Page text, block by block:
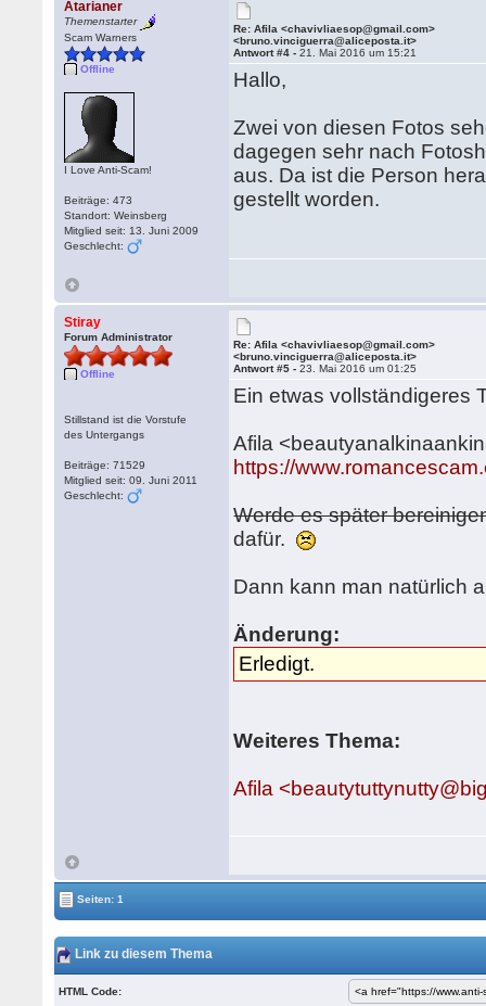
Atarianer
Themenstarter
Scam Warners
Offline
I Love Anti-Scam!
Beiträge: 473
Standort: Weinsberg
Mitglied seit: 13. Juni 2009
Geschlecht:
Re: Afila <chavivliaesop@gmail.com>
<bruno.vinciguerra@aliceposta.it>
Antwort #4 -21. Mai 2016 um 15:21
Hallo,
Zwei von diesen Fotos
dagegen sehr nach
aus. Da ist die Person
gestellt worden.
Stiray
Forum Administrator
Offline
Stillstand ist die Vorstufe
des Untergangs
Beiträge: 71529
Mitglied seit: 09. Juni 2011
Geschlecht:
Re: Afila <chavivliaesop@gmail.com>
<bruno.vinciguerra@aliceposta.it>
Antwort #5 -23. Mai 2016 um 01:25
Ein etwas vollständigeres
Afila
https://
Werde es später
dafür.
Dann kann man natürlich
Änderung:
Erledigt.
Weiteres Thema:
Afila
Seiten: 1
Link zu diesem Thema
HTML Code: